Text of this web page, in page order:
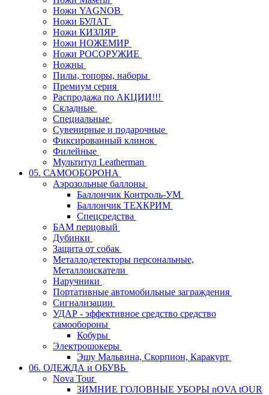
Ножи YAGNOB
Ножи БУЛАТ
Ножи КИЗЛЯР
Ножи НОЖЕМИР
Ножи РОСОРУЖИЕ
Ножны
Пилы, топоры, наборы
Премиум серия
Распродажа по АКЦИИ!!!
Складные
Специальные
Сувенирные и подарочные
Фиксированный клинок
Филейные
Мультитул Leatherman
05. САМООБОРОНА
Аэрозольные баллоны
Баллончик Контроль-УМ
Баллончик ТЕХКРИМ
Спецсредства
БАМ перцовый
Дубинки
Защита от собак
Металлодетекторы персональные,
Металлоискатели
Наручники
Портативные автомобильные заграждения
Сигнализации
УДАР - эффективное средство средство
самообороны
Кобуры
Электрошокеры
Эшу Мальвина, Скорпион, Каракурт
06. ОДЕЖДА и ОБУВЬ
Nova Tour
ЗИМНИЕ ГОЛОВНЫЕ УБОРЫ nOVA tOUR